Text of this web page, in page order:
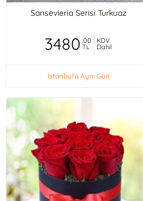
Sansevieria Serisi Turkuaz
3480 ,00
TL
KDV
Dahil
İstanbul'a Aynı Gün